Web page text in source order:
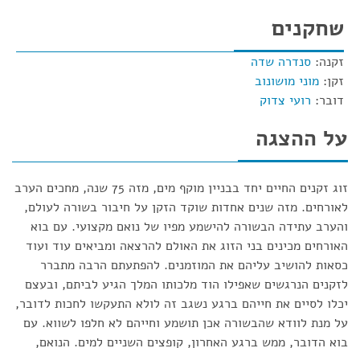
שחקנים
זקנה: סנדרה שדה
זקן: מוני מושונוב
דובר: רועי צדוק
על ההצגה
זוג זקנים החיים יחד בבניין מוקף מים, מזה 75 שנה, מחכים הערב
לאורחים. מזה שנים אחדות שוקד הזקן על חיבור בשורה לעולם,
והערב עתידה הבשורה להישמע מפיו של נואם מקצועי. עם בוא
האורחים מכינים בני הזוג את האולם להרצאה ומביאים עוד ועוד
כסאות להושיב עליהם את המוזמנים. להפתעתם הרבה מתברר
לזקנים הנרגשים שאפילו הוד מלכותו המלך הגיע לביתם, ובעצם
יכלו לסיים את חייהם ברגע נשגב זה לולא התעקשו לחכות לדובר,
על מנת לוודא שהבשורה אכן תושמע וחייהם לא חלפו לשווא. עם
בוא הדובר, ממש ברגע האחרון, קופצים השניים למים. הנואם,